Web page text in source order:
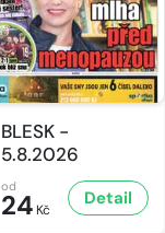
BLESK -
5.8.2026
od
24 Kč
Detail